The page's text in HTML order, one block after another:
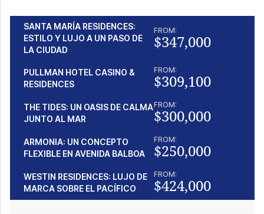
SANTA MARÍA RESIDENCES:
ESTILO Y LUJO A UN PASO DE
LA CIUDAD
FROM:
$347,000
PULLMAN HOTEL CASINO &
RESIDENCES
FROM:
$309,100
THE TIDES: UN OASIS DE CALMA
JUNTO AL MAR
FROM:
$300,000
ARMONIA: UN CONCEPTO
FLEXIBLE EN AVENIDA BALBOA
FROM:
$250,000
WESTIN RESIDENCES: LUJO DE
MARCA SOBRE EL PACÍFICO
FROM:
$424,000